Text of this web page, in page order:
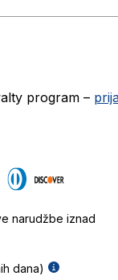
program –
narudžbe iznad
dana)